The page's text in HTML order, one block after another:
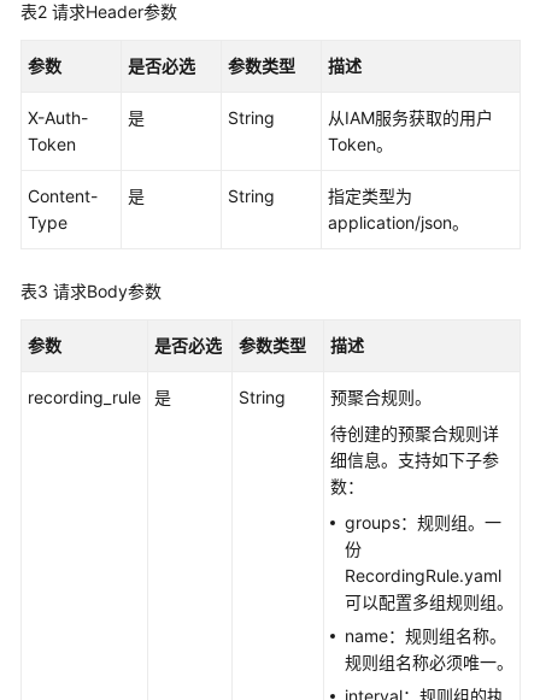
告
监
日
实
表2 请求Header参数
参数 是否必选 参数类型 描述
X-Auth-
Token
是 String
从IAM服务获取的用户
Token。
Content-
Type
是 String
指定类型为
application/json。
表3 请求Body参数
参数 是否必选 参数类型 描述
recording_rule 是 String
预聚合规则。
待创建的预聚合规则详
细信息。支持如下子参
数：
groups：规则组。一
份
RecordingRule.yaml
可以配置多组规则组。
name：规则组名称。
规则组名称必须唯一。
interval：规则组的执